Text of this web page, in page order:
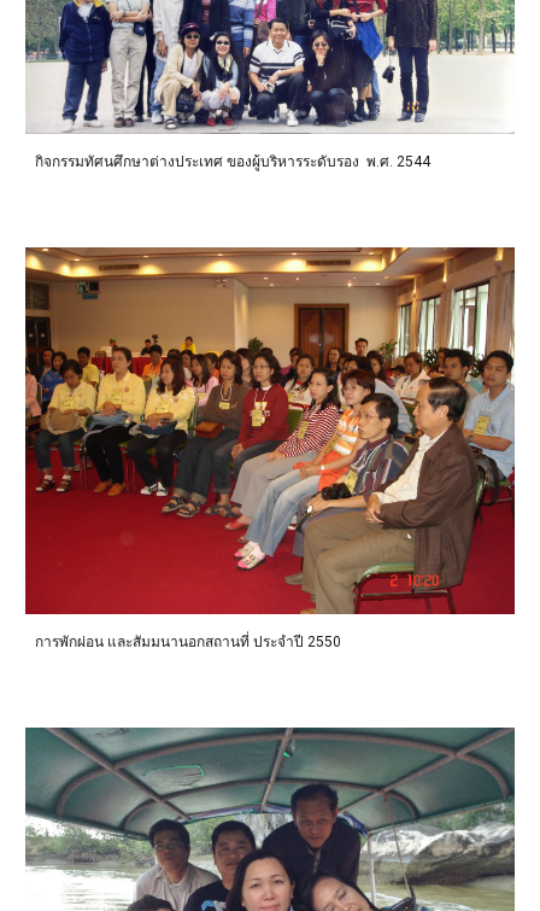
กิจกรรมทัศนศึกษาต่างประเทศ ของผู้บริหารระดับรอง พ.ศ. 2544
การพักผ่อน และสัมมนานอกสถานที่ ประจำปี 2550